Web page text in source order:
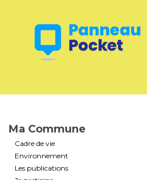
Ma Commune
Cadre de vie
Environnement
Les publications